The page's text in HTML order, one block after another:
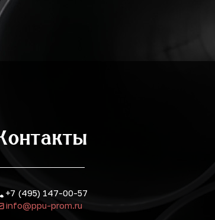
+7 (495) 147-00-57
info@ppu-prom.ru